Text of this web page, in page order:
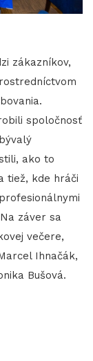
zákazníkov,
spoločnosť
ako to
tiež, kde hráči
záver sa
večere,
Ihnačák,
Bušová.